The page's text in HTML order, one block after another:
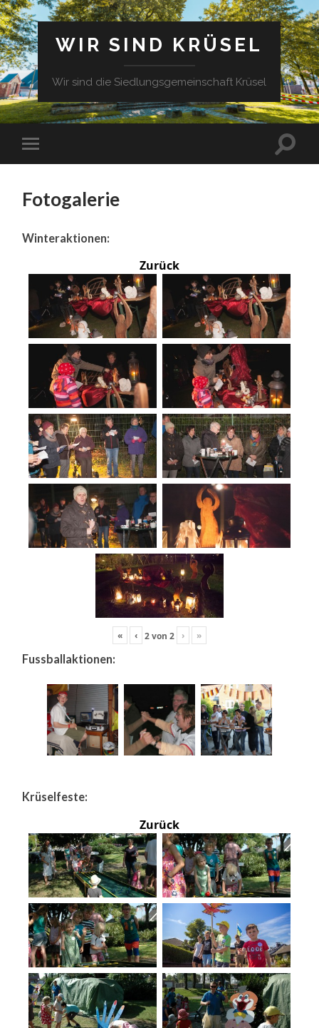
WIR SIND KRÜSEL
Wir sind die Siedlungsgemeinschaft Krüsel
Fotogalerie
Winteraktionen:
Zurück
« ‹ 2von 2 › »
Fussballaktionen:
Krüselfeste:
Zurück